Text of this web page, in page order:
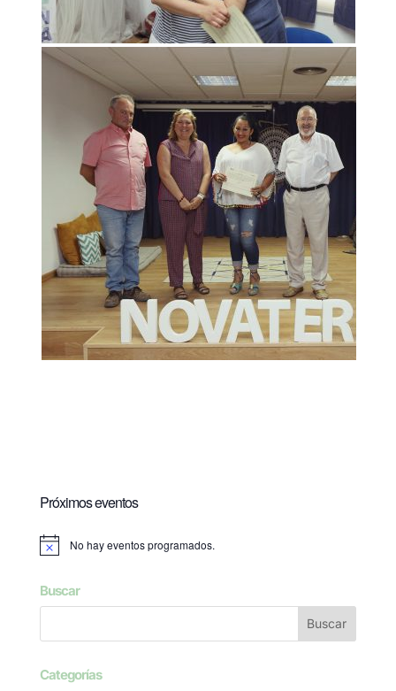
Próximos eventos
Aviso No hay eventos programados.
Buscar
Categorías